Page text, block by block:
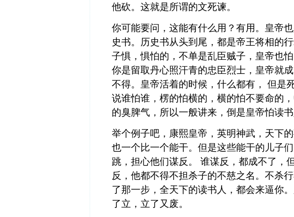
他砍。这就是所谓的文死谏。
你可能要问，这能有什么用？有用。皇帝
史书。历史书从头到尾，都是帝王将相的
子惧，惧怕的，不单是乱臣贼子，皇帝也
你是留取丹心照汗青的忠臣烈士，皇帝就
不得。皇帝活着的时候，什么都有， 但是
说谁怕谁，楞的怕横的，横的怕不要命的
的臭脾气，所以一般讲来，倒是皇帝怕读书
举个例子吧，康熙皇帝，英明神武，天下
也一个比一个能干。但是这些能干的儿子
跳，担心他们谋反。 谁谋反，都成不了，
反，他都不得不担杀子的不慈之名。不杀
了那一步，全天下的读书人，都会来逼你
了立，立了又废。